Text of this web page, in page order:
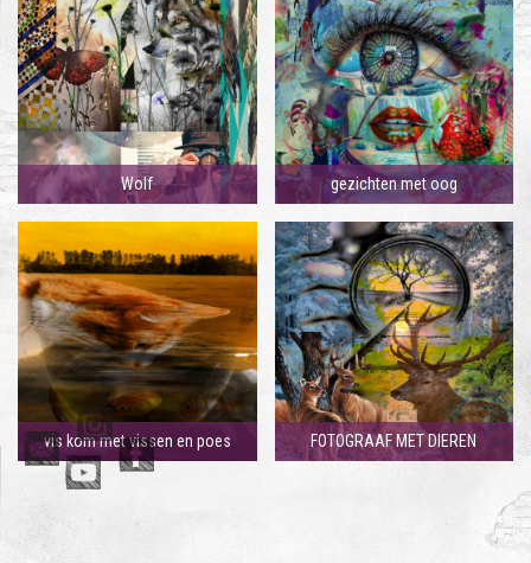
Wolf gezichten met oog
vis kom met vissen en poes FOTOGRAAF MET DIEREN